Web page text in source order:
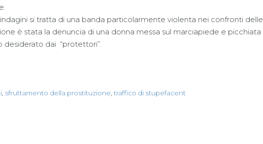
si tratta di una banda particolarmente violenta nei confronti delle
è stata la denuncia di una donna messa sul marciapiede e picchiata
dai “protettori”.
, sfruttamento della prostituzione traffico di stupefacent